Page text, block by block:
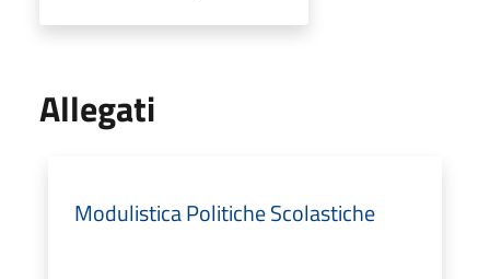
Allegati
Modulistica Politiche Scolastiche